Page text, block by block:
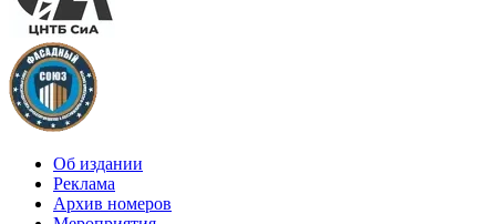
Об издании
Реклама
Архив номеров